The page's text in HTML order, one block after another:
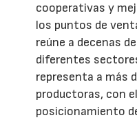
cooperativas y
los puntos de
reúne a decenas
diferentes
representa a más
productoras, con
posicionamiento